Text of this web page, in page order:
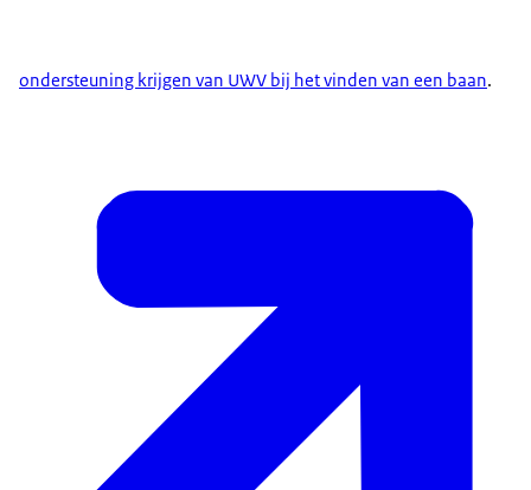
ondersteuning krijgen van UWV bij het vinden van een baan.